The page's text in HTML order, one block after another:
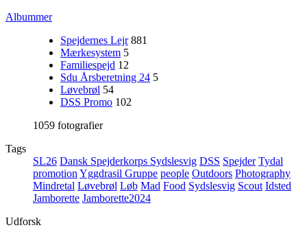
Albummer
Spejdernes Lejr 881
Mærkesystem 5
Familiespejd 12
Sdu Årsberetning 24 5
Løvebrøl 54
DSS Promo 102
1059 fotografier
Tags
SL26 Dansk Spejderkorps Sydslesvig DSS Spejder Tydal
promotion Yggdrasil Gruppe people Outdoors Photography
Mindretal Løvebrøl Løb Mad Food Sydslesvig Scout Idsted
Jamborette Jamborette2024
Udforsk